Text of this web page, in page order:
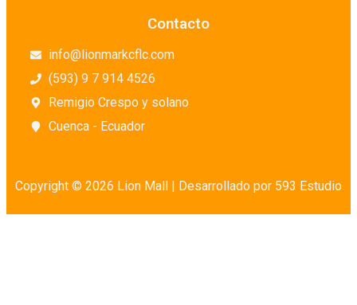
Contacto
info@lionmarkcflc.com
(593) 9 7 914 4526
Remigio Crespo y solano
Cuenca - Ecuador
Copyright © 2026 Lion Mall | Desarrollado por 593 Estudio